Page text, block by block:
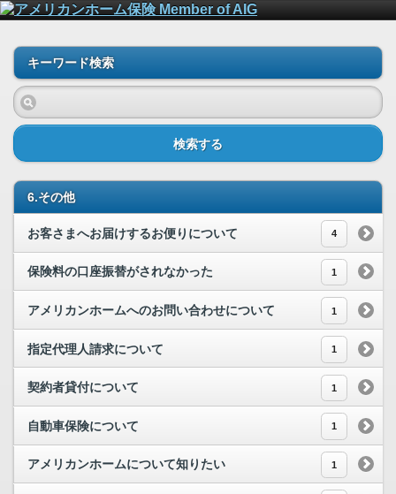
キーワード検索
検索する
6.その他
お客さまへお届けするお便りについて 4
保険料の口座振替がされなかった 1
アメリカンホームへのお問い合わせについて 1
指定代理人請求について 1
契約者貸付について 1
自動車保険について 1
アメリカンホームについて知りたい 1